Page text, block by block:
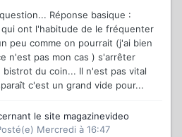
Réponse basique :
ont l'habitude de le fréquenter
peu comme on pourrait (j'ai bien
n'est pas mon cas ) s'arrêter
bistrot du coin... Il n'est pas vital
c'est un grand vide pour...
le site magazinevideo
Mercredi à 16:47